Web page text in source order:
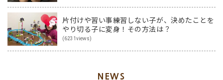
片付けや習い事練習しない子が、決めたことを
やり切る子に変身！その方法は？
(6231views)
NEWS